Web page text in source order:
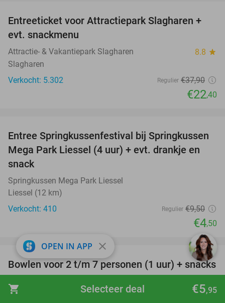
shopping_cart €5,95
Selecteer deal
41%
Entreeticket voor Attractiepark Slagharen +
evt. snackmenu
Attractie- & Vakantiepark Slagharen 8.8 star
Slagharen
Verkocht: 5.302
Regulier €37,90
€22,40
53%
Entree Springkussenfestival bij Springkussen
Mega Park Liessel (4 uur) + evt. drankje en
snack
Springkussen Mega Park Liessel
Liessel (12 km)
Verkocht: 410
Regulier €9,50
€4,50
52%
favorite_border
Bowlen voor 2 t/m 7 personen (1 uur) + snacks
Nederweert
OPEN IN APP close